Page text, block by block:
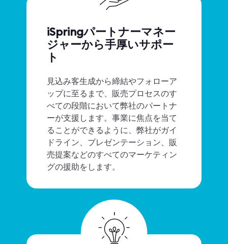
iSpringパートナーマネー
ジャーから手厚いサポー
ト
見込み客生成から締結やフォローア
ップに至るまで、販売プロセスのす
べての段階において弊社のパートナ
ーが支援します。事業に焦点を当て
ることができるように、弊社がガイ
ドライン、プレゼンテーション、販
売提案などのすべてのマーケティン
グの援助をします。